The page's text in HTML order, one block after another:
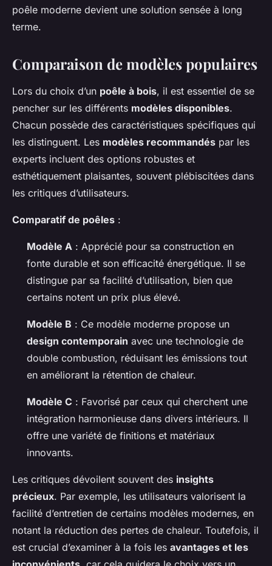
poêle moderne devient une solution sensée à long
terme.
Comparaison de modèles populaires
Lors du choix d’un poêle à bois, il est essentiel de se
pencher sur les différents modèles disponibles.
Chacun possède des caractéristiques spécifiques qui
les distinguent. Les modèles recommandés par les
experts incluent des options robustes et
esthétiquement plaisantes, souvent plébiscitées dans
les critiques d’utilisateurs.
Comparatif de poêles :
Modèle A : Apprécié pour sa construction en
fonte durable et son efficacité énergétique. Il se
distingue par sa facilité d’utilisation, bien que
certains notent un prix plus élevé.
Modèle B : Ce modèle moderne propose un
design contemporain avec une technologie de
double combustion, réduisant les émissions tout
en améliorant la rétention de chaleur.
Modèle C : Favorisé par ceux qui cherchent une
intégration harmonieuse dans divers intérieurs. Il
offre une variété de finitions et matériaux
innovants.
Les critiques dévoilent souvent des insights
précieux. Par exemple, les utilisateurs valorisent la
facilité d’entretien de certains modèles modernes, en
notant la réduction des pertes de chaleur. Toutefois, il
est crucial d’examiner à la fois les avantages et les